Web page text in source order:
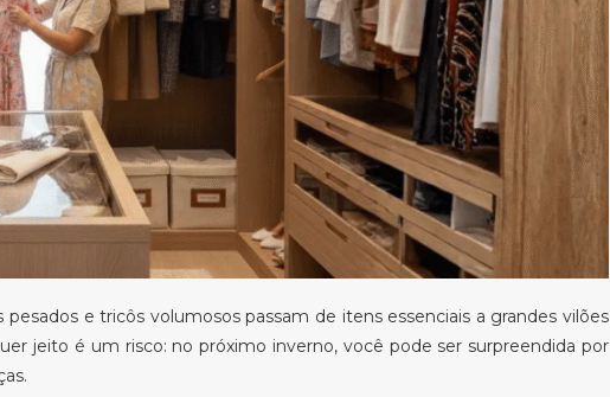
e tricôs volumosos passam de itens essenciais a grandes vilões
jeito é um risco: no próximo inverno, você pode ser surpreendida por